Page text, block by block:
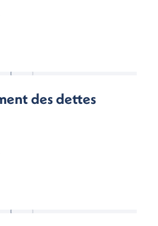
des dettes